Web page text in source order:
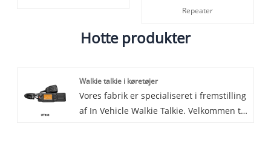
Repeater
Hotte produkter
Walkie talkie i køretøjer
Vores fabrik er specialiseret i fremstilling
af In Vehicle Walkie Talkie. Velkommen til